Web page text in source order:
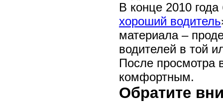
В конце 2010
хороший водитель
материала –
водителей в той
После просмотра
комфортным.
Обратите